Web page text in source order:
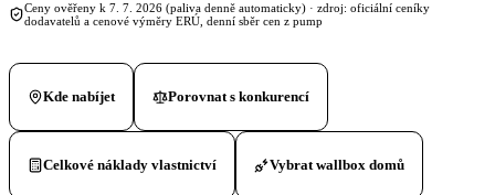
Ceny ověřeny k 7. 7. 2026 (paliva denně automaticky) · zdroj: oficiální ceníky
dodavatelů a cenové výměry ERÚ, denní sběr cen z pump
Kde nabíjet Porovnat s konkurencí
Celkové náklady vlastnictví Vybrat wallbox domů